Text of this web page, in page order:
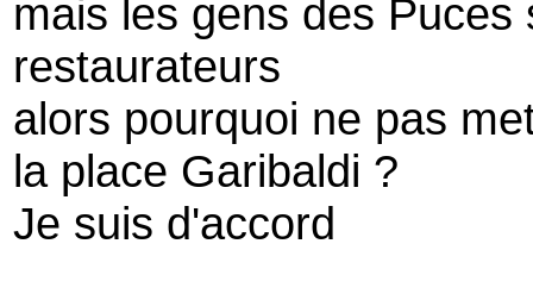
mais les gens des
restaurateurs
alors pourquoi ne pas
la place Garibaldi ?
Je suis d'accord